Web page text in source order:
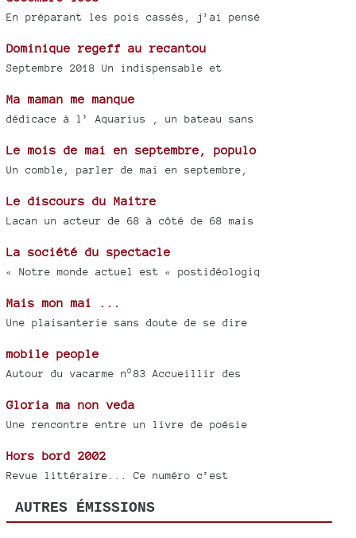
En préparant les pois cassés, j’ai pensé
Dominique regeff au recantou
Septembre 2018 Un indispensable et
Ma maman me manque
dédicace à l’ Aquarius , un bateau sans
Le mois de mai en septembre, populo
Un comble, parler de mai en septembre,
Le discours du Maitre
Lacan un acteur de 68 à côté de 68 mais
La société du spectacle
« Notre monde actuel est « postidéologiq
Mais mon mai ...
Une plaisanterie sans doute de se dire
mobile people
Autour du vacarme n°83 Accueillir des
Gloria ma non veda
Une rencontre entre un livre de poésie
Hors bord 2002
Revue littéraire... Ce numéro c’est
AUTRES ÉMISSIONS